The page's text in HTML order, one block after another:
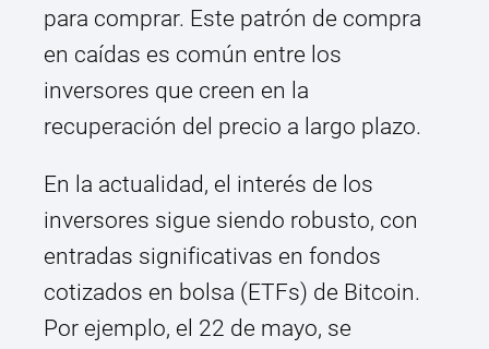
para comprar. Este patrón de compra
en caídas es común entre los
inversores que creen en la
recuperación del precio a largo plazo.
En la actualidad, el interés de los
inversores sigue siendo robusto, con
entradas significativas en fondos
cotizados en bolsa (ETFs) de Bitcoin.
Por ejemplo, el 22 de mayo, se